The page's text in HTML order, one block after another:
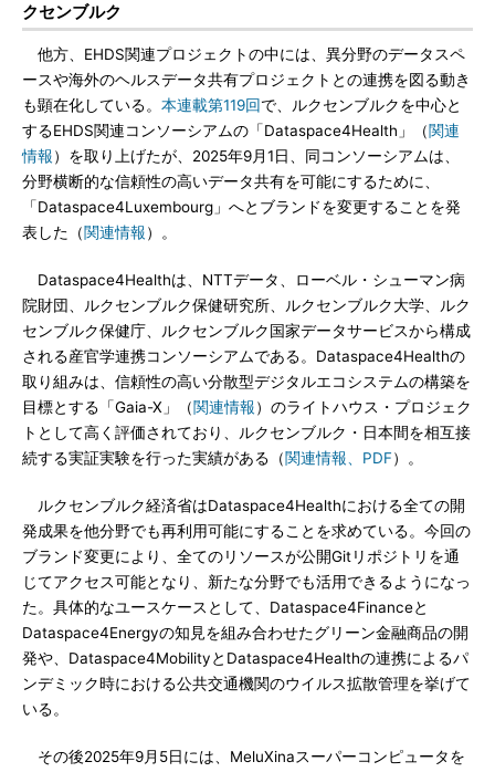
クセンブルク
他方、EHDS関連プロジェクトの中には、異分野のデータスペ
ースや海外のヘルスデータ共有プロジェクトとの連携を図る動き
も顕在化している。 本連載第119回で、ルクセンブルクを中心と
するEHDS関連コンソーシアムの「Dataspace4Health」（関連
情報）を取り上げたが、2025年9月1日、同コンソーシアムは、
分野横断的な信頼性の高いデータ共有を可能にするために、
「Dataspace4Luxembourg」へとブランドを変更することを発
表した（関連情報）。
Dataspace4Healthは、NTTデータ、ローベル・シューマン病
院財団、ルクセンブルク保健研究所、ルクセンブルク大学、ルク
センブルク保健庁、ルクセンブルク国家データサービスから構成
される産官学連携コンソーシアムである。Dataspace4Healthの
取り組みは、信頼性の高い分散型デジタルエコシステムの構築を
目標とする「Gaia-X」（関連情報）のライトハウス・プロジェク
トとして高く評価されており、ルクセンブルク・日本間を相互接
続する実証実験を行った実績がある（関連情報、PDF）。
ルクセンブルク経済省はDataspace4Healthにおける全ての開
発成果を他分野でも再利用可能にすることを求めている。今回の
ブランド変更により、全てのリソースが公開Gitリポジトリを通
じてアクセス可能となり、新たな分野でも活用できるようになっ
た。具体的なユースケースとして、Dataspace4Financeと
Dataspace4Energyの知見を組み合わせたグリーン金融商品の開
発や、Dataspace4MobilityとDataspace4Healthの連携によるパ
ンデミック時における公共交通機関のウイルス拡散管理を挙げて
いる。
その後2025年9月5日には、MeluXinaスーパーコンピュータを